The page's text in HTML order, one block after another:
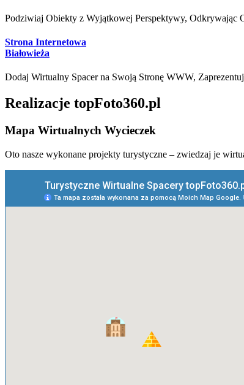
Podziwiaj Obiekty z Wyjątkowej Perspektywy, Odkrywając
Strona Internetowa
Białowieża
Dodaj Wirtualny Spacer na Swoją Stronę WWW,
Realizacje topFoto360.pl
Mapa Wirtualnych Wycieczek
Oto nasze wykonane projekty turystyczne – zwiedzaj je